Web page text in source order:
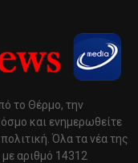
το Θέρμο, την
και ενημερωθείτε
Όλα τα νέα της
αριθμό 14312